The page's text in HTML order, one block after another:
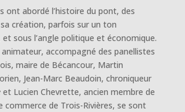
ont abordé l’histoire du pont, des
création, parfois sur un ton
sous l’angle politique et économique.
animateur, accompagné des panellistes
maire de Bécancour, Martin
Jean-Marc Beaudoin, chroniqueur
et Lucien Chevrette, ancien membre de
commerce de Trois-Rivières, se sont